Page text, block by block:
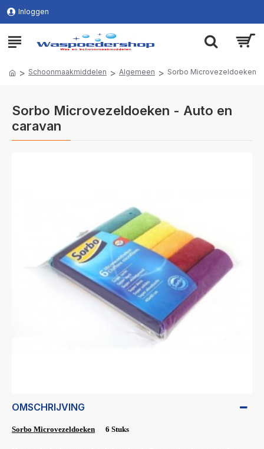
Inloggen
Schoonmaakmiddelen Algemeen Sorbo Microvezeldoeken
Sorbo Microvezeldoeken - Auto en
caravan
OMSCHRIJVING
Sorbo Microvezeldoeken 6 Stuks